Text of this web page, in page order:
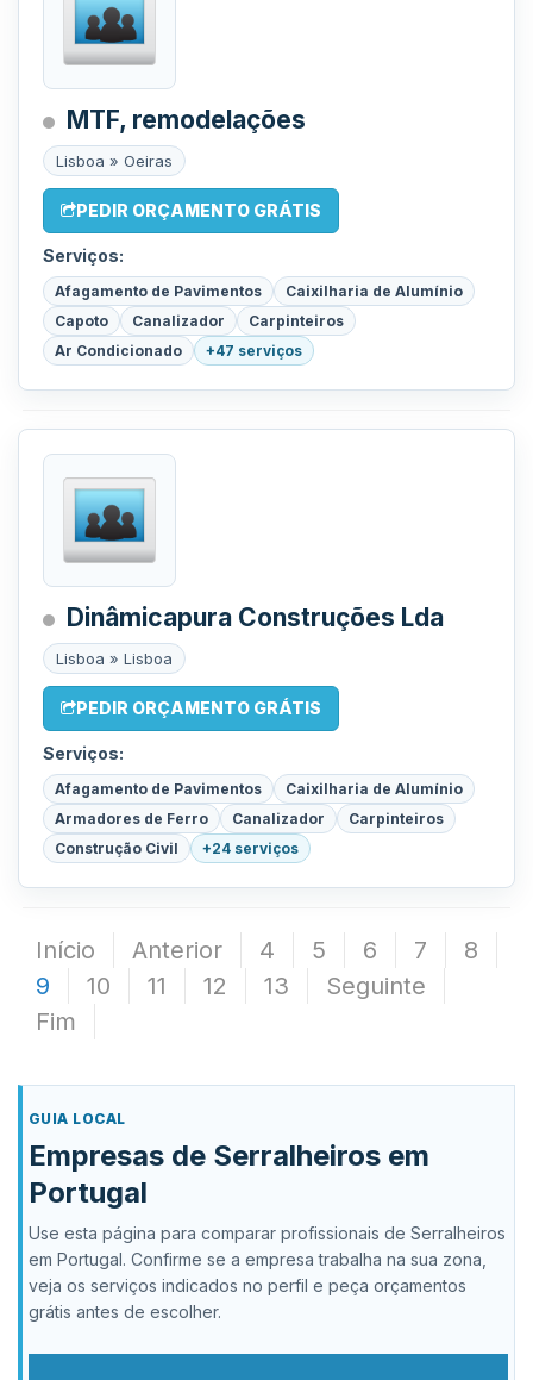
MTF, remodelações
Lisboa » Oeiras
PEDIR ORÇAMENTO GRÁTIS
Serviços:
Afagamento de Pavimentos
Caixilharia de Alumínio
Capoto
Canalizador
Carpinteiros
Ar Condicionado
+47 serviços
Dinâmicapura Construções Lda
Lisboa » Lisboa
PEDIR ORÇAMENTO GRÁTIS
Serviços:
Afagamento de Pavimentos
Caixilharia de Alumínio
Armadores de Ferro
Canalizador
Carpinteiros
Construção Civil
+24 serviços
Início Anterior 4 5 6 7
8
9
10 11 12 13
Seguinte
Fim
GUIA LOCAL
Empresas de Serralheiros em
Portugal
Use esta página para comparar profissionais de Serralheiros
em Portugal. Confirme se a empresa trabalha na sua zona,
veja os serviços indicados no perfil e peça orçamentos
grátis antes de escolher.